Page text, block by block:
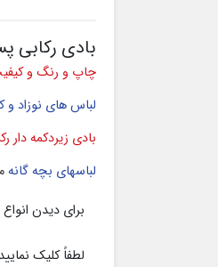
بادی رکابی
چاپ و رنگ و
لباس های نوزاد
بادی زیردکمه
لباسهای بچه گانه
برای دیدن
لطفاً کلیک نمایید